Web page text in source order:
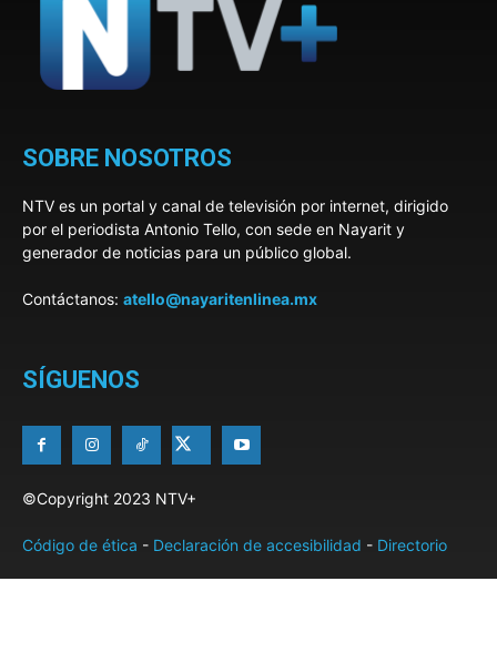
SOBRE NOSOTROS
NTV es un portal y canal de televisión por internet, dirigido
por el periodista Antonio Tello, con sede en Nayarit y
generador de noticias para un público global.
Contáctanos: atello@nayaritenlinea.mx
SÍGUENOS
©Copyright 2023 NTV+
Código de ética - Declaración de accesibilidad - Directorio